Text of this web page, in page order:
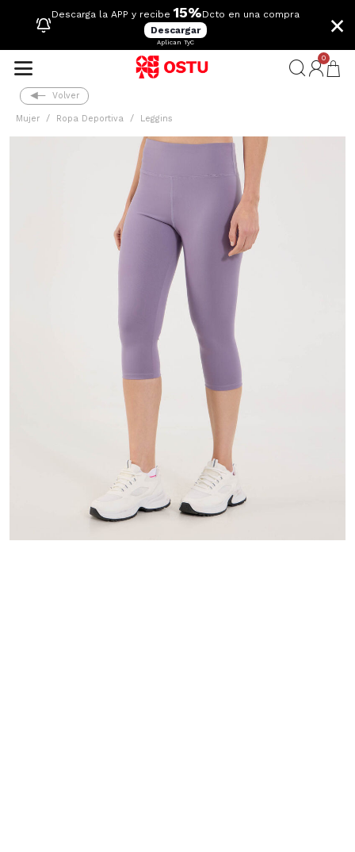
Descarga la APP y recibe 15%Dcto en una compra
Descargar
Aplican TyC
×
0
Volver
Mujer Ropa Deportiva Leggins